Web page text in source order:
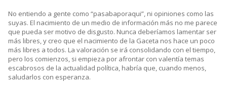
No entiendo a gente como “pasabaporaqui”, ni opiniones como las
suyas. El nacimiento de un medio de información más no me parece
que pueda ser motivo de disgusto. Nunca deberíamos lamentar ser
más libres, y creo que el nacimiento de la Gaceta nos hace un poco
más libres a todos. La valoración se irá consolidando con el tiempo,
pero los comienzos, si empieza por afrontar con valentía temas
escabrosos de la actualidad política, habría que, cuando menos,
saludarlos con esperanza.